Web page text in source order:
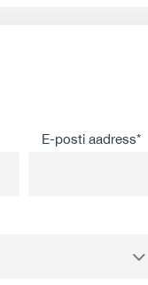
E-posti aadress*